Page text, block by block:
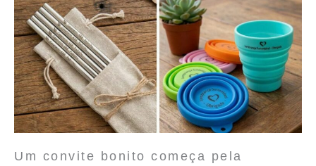
Um convite bonito começa pela